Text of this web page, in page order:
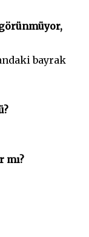
bayrak
mı?